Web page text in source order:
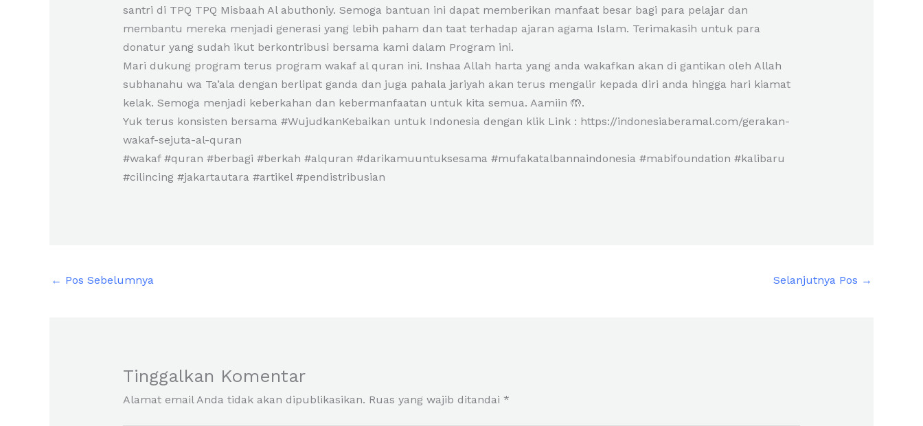
santri di TPQ TPQ Misbaah Al abuthoniy. Semoga bantuan ini dapat memberikan manfaat besar bagi para pelajar dan
membantu mereka menjadi generasi yang lebih paham dan taat terhadap ajaran agama Islam. Terimakasih untuk para
donatur yang sudah ikut berkontribusi bersama kami dalam Program ini.
Mari dukung program terus program wakaf al quran ini. Inshaa Allah harta yang anda wakafkan akan di gantikan oleh Allah
subhanahu wa Ta’ala dengan berlipat ganda dan juga pahala jariyah akan terus mengalir kepada diri anda hingga hari kiamat
kelak. Semoga menjadi keberkahan dan kebermanfaatan untuk kita semua. Aamiin 🤲.
Yuk terus konsisten bersama #WujudkanKebaikan untuk Indonesia dengan klik Link : https://indonesiaberamal.com/gerakan-
wakaf-sejuta-al-quran
#wakaf #quran #berbagi #berkah #alquran #darikamuuntuksesama #mufakatalbannaindonesia #mabifoundation #kalibaru
#cilincing #jakartautara #artikel #pendistribusian
← Pos Sebelumnya Selanjutnya Pos →
Tinggalkan Komentar
Alamat email Anda tidak akan dipublikasikan. Ruas yang wajib ditandai *